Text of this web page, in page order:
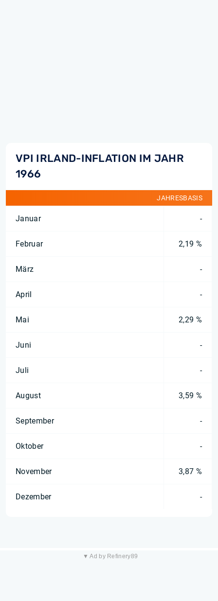
VPI IRLAND-INFLATION IM JAHR
1966
JAHRESBASIS
Januar -
Februar 2,19 %
März -
April -
Mai 2,29 %
Juni -
Juli -
August 3,59 %
September -
Oktober -
November 3,87 %
Dezember -
▼ Ad by Refinery89